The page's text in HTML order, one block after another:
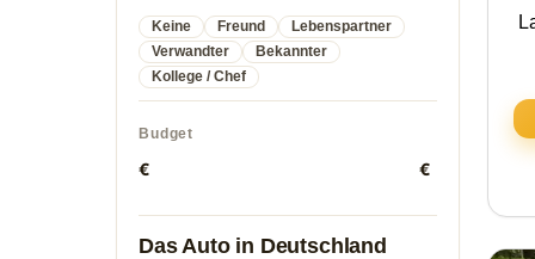
Keine Freund
Lebenspartner
Verwandter
Bekannter
Kollege / Chef
Budget
€ €
Das Auto in Deutschland